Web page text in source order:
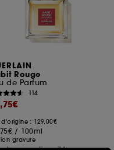
Rouge
de Parfum
114
d'origine : 129,00€
/ 100ml
gravure